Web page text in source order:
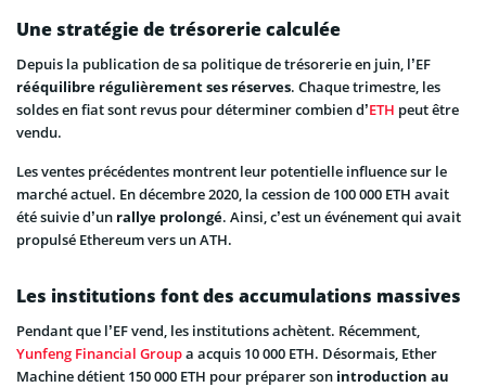
Une stratégie de trésorerie calculée
Depuis la publication de sa politique de trésorerie en juin, l’EF
rééquilibre régulièrement ses réserves. Chaque trimestre, les
soldes en fiat sont revus pour déterminer combien d’ETH peut être
vendu.
Les ventes précédentes montrent leur potentielle influence sur le
marché actuel. En décembre 2020, la cession de 100 000 ETH avait
été suivie d’un rallye prolongé. Ainsi, c’est un événement qui avait
propulsé Ethereum vers un ATH.
Les institutions font des accumulations massives
Pendant que l’EF vend, les institutions achètent. Récemment,
Yunfeng Financial Groupa acquis 10 000 ETH. Désormais, Ether
Machine détient 150 000 ETH pour préparer son introduction au